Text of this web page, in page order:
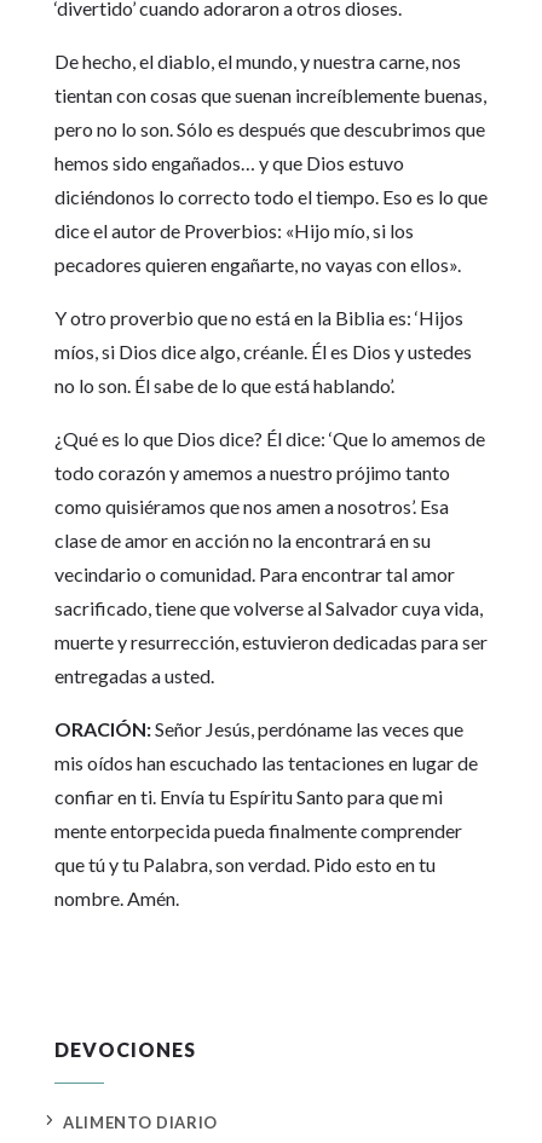
‘divertido’ cuando adoraron a otros dioses.
De hecho, el diablo, el mundo, y nuestra carne, nos
tientan con cosas que suenan increíblemente buenas,
pero no lo son. Sólo es después que descubrimos que
hemos sido engañados… y que Dios estuvo
diciéndonos lo correcto todo el tiempo. Eso es lo que
dice el autor de Proverbios: «Hijo mío, si los
pecadores quieren engañarte, no vayas con ellos».
Y otro proverbio que no está en la Biblia es: ‘Hijos
míos, si Dios dice algo, créanle. Él es Dios y ustedes
no lo son. Él sabe de lo que está hablando’.
¿Qué es lo que Dios dice? Él dice: ‘Que lo amemos de
todo corazón y amemos a nuestro prójimo tanto
como quisiéramos que nos amen a nosotros’. Esa
clase de amor en acción no la encontrará en su
vecindario o comunidad. Para encontrar tal amor
sacrificado, tiene que volverse al Salvador cuya vida,
muerte y resurrección, estuvieron dedicadas para ser
entregadas a usted.
ORACIÓN:Señor Jesús, perdóname las veces que
mis oídos han escuchado las tentaciones en lugar de
confiar en ti. Envía tu Espíritu Santo para que mi
mente entorpecida pueda finalmente comprender
que tú y tu Palabra, son verdad. Pido esto en tu
nombre. Amén.
DEVOCIONES
5 ALIMENTO DIARIO